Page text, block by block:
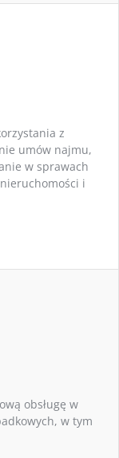
z
umów najmu,
w sprawach
i
obsługę w
w tym